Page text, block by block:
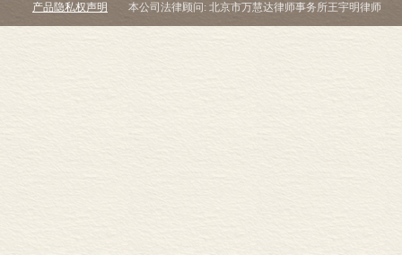
产品隐私权声明
本公司法律顾问: 北京市万慧达律师事务所王宇明律师